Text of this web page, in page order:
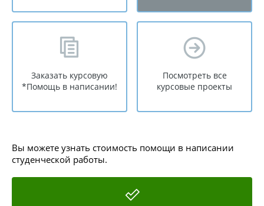
Заказать курсовую
*Помощь в написании!
Посмотреть все
курсовые проекты
Вы можете узнать стоимость помощи в написании
студенческой работы.